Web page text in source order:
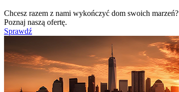
Chcesz razem z nami wykończyć dom swoich marzeń?
Poznaj naszą ofertę.
Sprawdź